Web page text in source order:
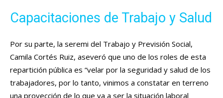
Capacitaciones de Trabajo y Salud
Por su parte, la seremi del Trabajo y Previsión Social,
Camila Cortés Ruiz, aseveró que uno de los roles de esta
repartición pública es “velar por la seguridad y salud de los
trabajadores, por lo tanto, vinimos a constatar en terreno
una proyección de lo que va a ser la situación laboral